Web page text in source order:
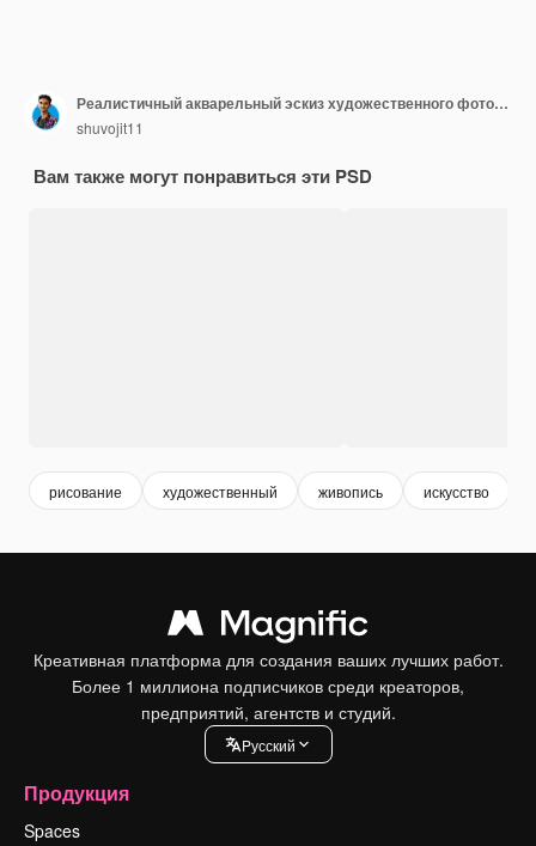
Реалистичный акварельный эскиз художественного фотоэффекта
shuvojit11
Вам также могут понравиться эти PSD
рисование художественный живопись искусство
Креативная платформа для создания ваших лучших работ.
Более 1 миллиона подписчиков среди креаторов,
предприятий, агентств и студий.
Pусский
Продукция
Spaces